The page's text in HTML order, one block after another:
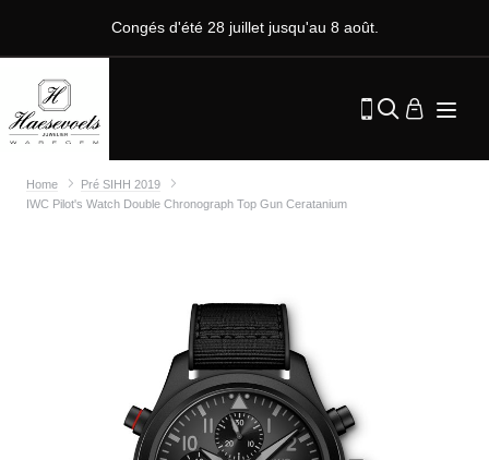
Congés d'été 28 juillet jusqu'au 8 août.
Home
Pré SIHH 2019
IWC Pilot's Watch Double Chronograph Top Gun Ceratanium